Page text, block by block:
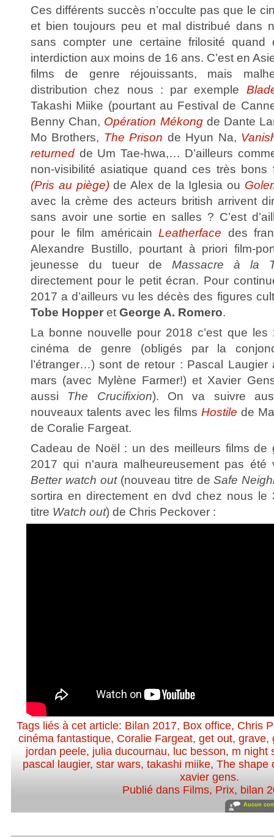
Ces différents succès n’occulte pas que le
et bien toujours peu et mal distribué dans
sans compter une certaine frilosité
interdiction aux moins de 16 ans. C’est en
films de genre réjouissants, mais
distribution chez nous : par exemple
Takashi Miike (pourtant au Festival de
Benny Chan, Opération Mékongde Dante
Mo Brothers, The Prison de Hyun Na,
returned de Um Tae-hwa,… D’ailleurs
non-visibilité asiatique quand ces très
(Pris au piège) de Alex de la Iglesia ou
avec la crème des acteurs british arrivent
sans avoir une sortie en salles ? C’est
pour le film américainLeatherface des
Alexandre Bustillo, pourtant à priori film-
jeunesse du tueur de Massacre à la
directement pour le petit écran. Pour
2017 a d’ailleurs vu les décès des figures
Tobe Hopper et George A. Romero.
La bonne nouvelle pour 2018 c’est que
cinéma de genre (obligés par la
l’étranger…) sont de retour : Pascal
mars (avec Mylène Farmer!) et Xavier
aussi The Crucifixion). On va suivre
nouveaux talents avec les films Hostile de
de Coralie Fargeat.
Cadeau de Noël : un des meilleurs films de
2017 qui n'aura malheureusement pas été
Better watch out(nouveau titre deSafe
sortira en directement en dvd chez nous le
titre Watch out) de Chris Peckover :
Tags liés à cet article: Bilan 2017, Box office, Chris
cinéma fantastique, Coralie Fargeat,get out,grave,
jordan peele, julia ducournau, luc besson, m night
pascal laugier, star wars, takashi miike, The shape
xavier gens.
Publié dans Films, Prix, bilan
Aucun